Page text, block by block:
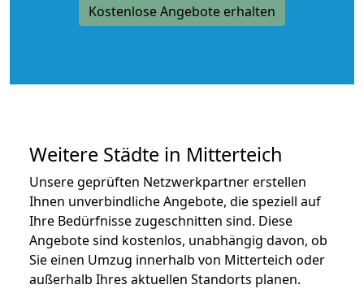
Kostenlose Angebote erhalten
Weitere Städte in Mitterteich
Unsere geprüften Netzwerkpartner erstellen
Ihnen unverbindliche Angebote, die speziell auf
Ihre Bedürfnisse zugeschnitten sind. Diese
Angebote sind kostenlos, unabhängig davon, ob
Sie einen Umzug innerhalb von Mitterteich oder
außerhalb Ihres aktuellen Standorts planen.